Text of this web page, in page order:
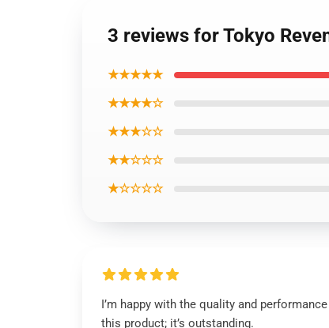
3 reviews for Tokyo
★★★★★
★★★★☆
★★★☆☆
★★☆☆☆
★☆☆☆☆
I’m happy with the quality and
this product; it’s outstanding.